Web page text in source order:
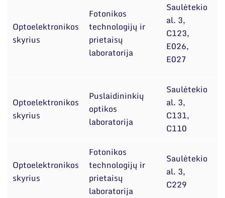
Optoelektronikos
skyrius
Fotonikos
technologijų ir
prietaisų
laboratorija
Saulėtekio
al. 3,
C123,
E026,
E027
Optoelektronikos
skyrius
Puslaidininkių
optikos
laboratorija
Saulėtekio
al. 3,
C131,
C110
Optoelektronikos
skyrius
Fotonikos
technologijų ir
prietaisų
laboratorija
Saulėtekio
al. 3,
C229